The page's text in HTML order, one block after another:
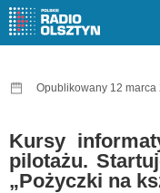
Opublikowany 12 marca
Kursy
pilotażu.
„Pożyczki na